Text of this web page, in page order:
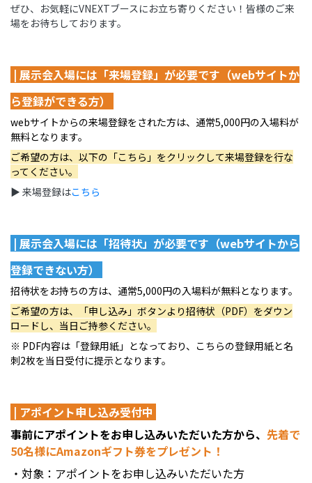
ぜひ、お気軽にVNEXTブースにお立ち寄りください！皆様のご来
場をお待ちしております。
| 展示会入場には「来場登録」が必要です（webサイトか
ら登録ができる方）
webサイトからの来場登録をされた方は、通常5,000円の入場料が
無料となります。
ご希望の方は、以下の「こちら」をクリックして来場登録を行な
ってください。
▶︎ 来場登録はこちら
| 展示会入場には「招待状」が必要です（webサイトから
登録できない方）
招待状をお持ちの方は、通常5,000円の入場料が無料となります。
ご希望の方は、「申し込み」ボタンより招待状（PDF）をダウン
ロードし、当日ご持参ください。
※ PDF内容は「登録用紙」となっており、こちらの登録用紙と名
刺2枚を当日受付に提示となります。
| アポイント申し込み受付中
事前にアポイントをお申し込みいただいた方から、 先着で
50名様にAmazonギフト券をプレゼント！
・対象：アポイントをお申し込みいただいた方